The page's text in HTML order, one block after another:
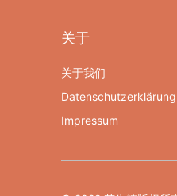
关于
关于我们
Datenschutzerklärung
Impressum